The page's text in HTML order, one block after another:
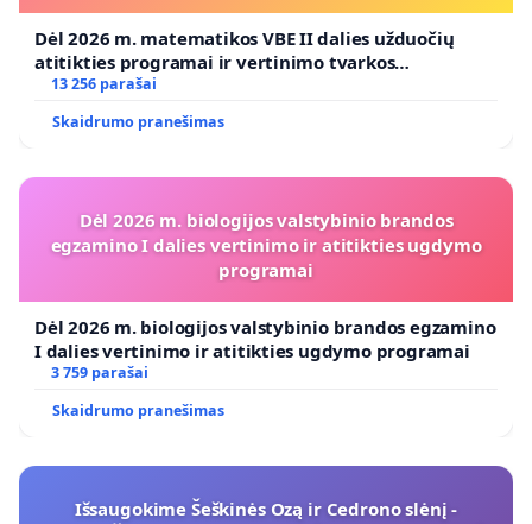
Dėl 2026 m. matematikos VBE II dalies užduočių
atitikties programai ir vertinimo tvarkos
koregavimo
13 256 parašai
Skaidrumo pranešimas
Dėl 2026 m. biologijos valstybinio brandos
egzamino I dalies vertinimo ir atitikties ugdymo
programai
Dėl 2026 m. biologijos valstybinio brandos egzamino
I dalies vertinimo ir atitikties ugdymo programai
3 759 parašai
Skaidrumo pranešimas
Išsaugokime Šeškinės Ozą ir Cedrono slėnį -